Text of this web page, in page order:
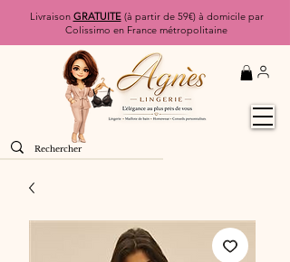
Livraison GRATUITE(à partir de 59€) à domicile par
Colissimo en France métropolitaine